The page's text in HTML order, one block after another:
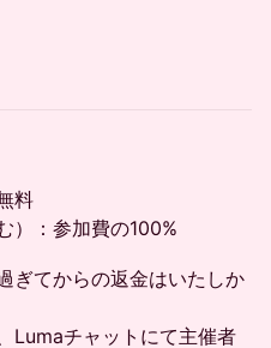
料
）：参加費の100%
ぎてからの返金はいたしか
Lumaチャットにて主催者